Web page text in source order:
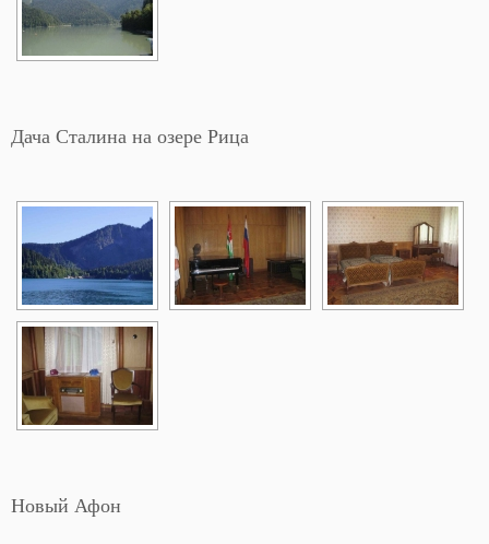
Дача Сталина на озере Рица
Новый Афон